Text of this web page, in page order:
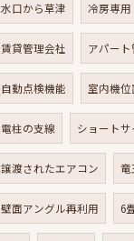
水口から草津 冷房専用
賃貸管理会社 アパー
自動点検機能 室内機位
電柱の支線 ショートサ
譲渡されたエアコン 竜
壁面アングル再利用 6